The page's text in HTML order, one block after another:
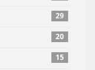
29
20
15